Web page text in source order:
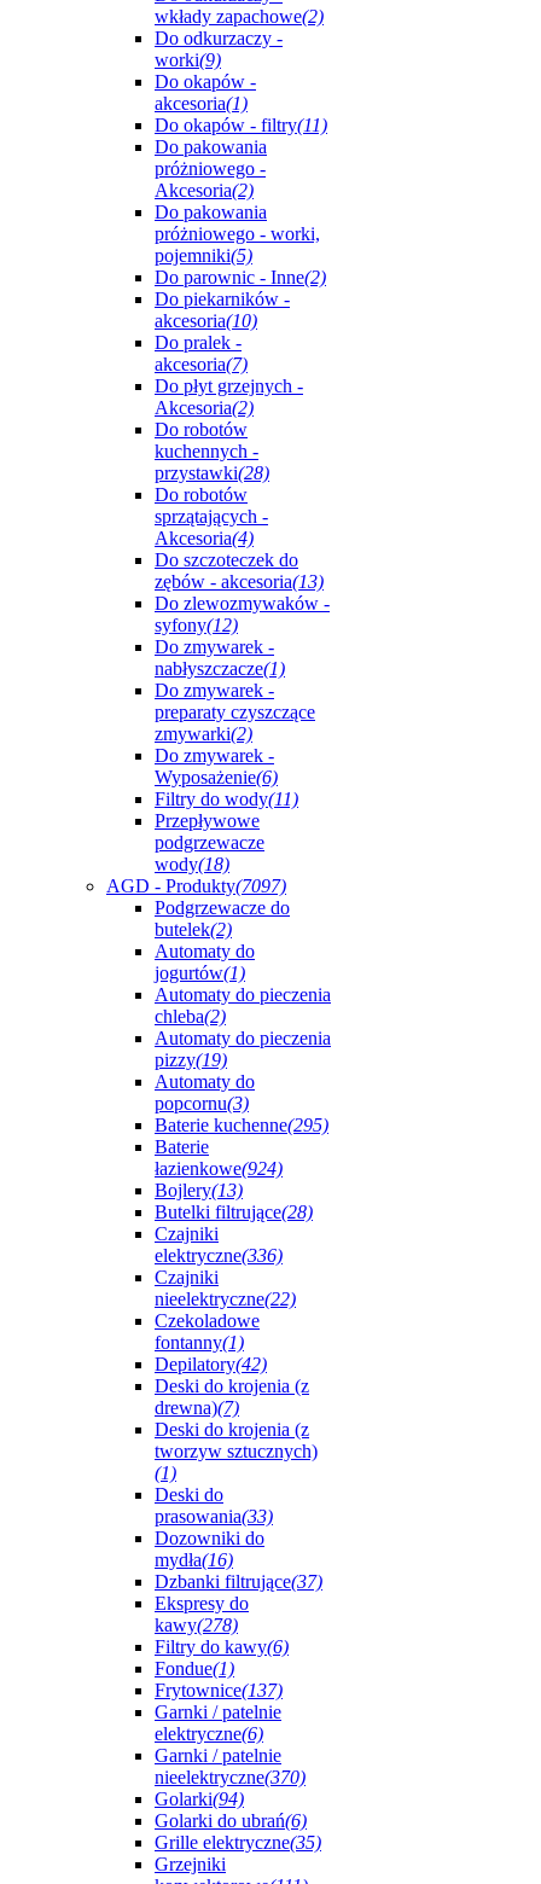
wkłady zapachowe(2)
Do odkurzaczy -
worki(9)
Do okapów -
akcesoria(1)
Do okapów - filtry(11)
Do pakowania
próżniowego -
Akcesoria(2)
Do pakowania
próżniowego - worki,
pojemniki(5)
Do parownic - Inne(2)
Do piekarników -
akcesoria(10)
Do pralek -
akcesoria(7)
Do płyt grzejnych -
Akcesoria(2)
Do robotów
kuchennych -
przystawki(28)
Do robotów
sprzątających -
Akcesoria(4)
Do szczoteczek do
zębów - akcesoria(13)
Do zlewozmywaków -
syfony(12)
Do zmywarek -
nabłyszczacze(1)
Do zmywarek -
preparaty czyszczące
zmywarki(2)
Do zmywarek -
Wyposażenie(6)
Filtry do wody(11)
Przepływowe
podgrzewacze
wody(18)
AGD - Produkty(7097)
Podgrzewacze do
butelek(2)
Automaty do
jogurtów(1)
Automaty do pieczenia
chleba(2)
Automaty do pieczenia
pizzy(19)
Automaty do
popcornu(3)
Baterie kuchenne(295)
Baterie
łazienkowe(924)
Bojlery(13)
Butelki filtrujące(28)
Czajniki
elektryczne(336)
Czajniki
nieelektryczne(22)
Czekoladowe
fontanny(1)
Depilatory(42)
Deski do krojenia (z
drewna)(7)
Deski do krojenia (z
tworzyw sztucznych)
(1)
Deski do
prasowania(33)
Dozowniki do
mydła(16)
Dzbanki filtrujące(37)
Ekspresy do
kawy(278)
Filtry do kawy(6)
Fondue(1)
Frytownice(137)
Garnki / patelnie
elektryczne(6)
Garnki / patelnie
nieelektryczne(370)
Golarki(94)
Golarki do ubrań(6)
Grille elektryczne(35)
Grzejniki